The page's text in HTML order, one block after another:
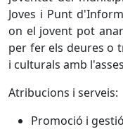
Joves i Punt
on el jovent pot
per fer els deures o
i culturals amb
Atribucions i serveis:
Promoció i